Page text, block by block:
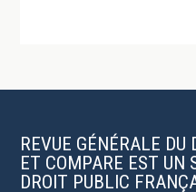
REVUE GÉNÉRALE
ET COMPARE EST UN
DROIT PUBLIC